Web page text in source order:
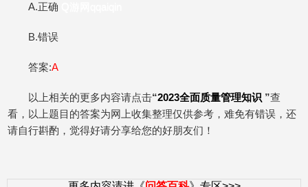
A.正确
B.错误
答案:A
以上相关的更多内容请点击“2023全面质量管理知识 ”查
看，以上题目的答案为网上收集整理仅供参考，难免有错误，还
请自行斟酌，觉得好请分享给您的好朋友们！